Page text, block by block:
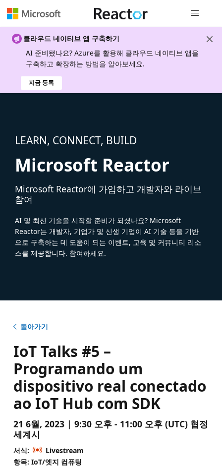
클라우드 네이티브 앱 구축하기
AI 준비됐나요? Azure를 활용해 클라우드 네이티브 앱을
구축하고 확장하는 방법을 알아보세요.
지금 등록
LEARN, CONNECT, BUILD
Microsoft Reactor
Microsoft Reactor에 가입하고 개발자와 라이브
참여
AI 및 최신 기술을 시작할 준비가 되셨나요? Microsoft
Reactor는 개발자, 기업가 및 신생 기업이 AI 기술 등을 기반
으로 구축하는 데 도움이 되는 이벤트, 교육 및 커뮤니티 리소
스를 제공합니다. 참여하세요.
돌아가기
IoT Talks #5 –
Programando um
dispositivo real conectado
ao IoT Hub com SDK
21 6월, 2023 | 9:30 오후 - 11:00 오후 (UTC) 협정
세계시
서식:
Livestream
항목: IoT/엣지 컴퓨팅